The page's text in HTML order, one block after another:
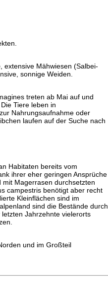
extensive Mähwiesen (Salbei-
sonnige Weiden.
treten ab Mai auf und
Tiere leben in
Nahrungsaufnahme oder
laufen auf der Suche nach
Habitaten bereits vom
ihrer eher geringen Ansprüche
Magerrasen durchsetzten
campestris benötigt aber recht
Kleinflächen sind im
sind die Bestände durch
Jahrzehnte vielerorts
und im Großteil